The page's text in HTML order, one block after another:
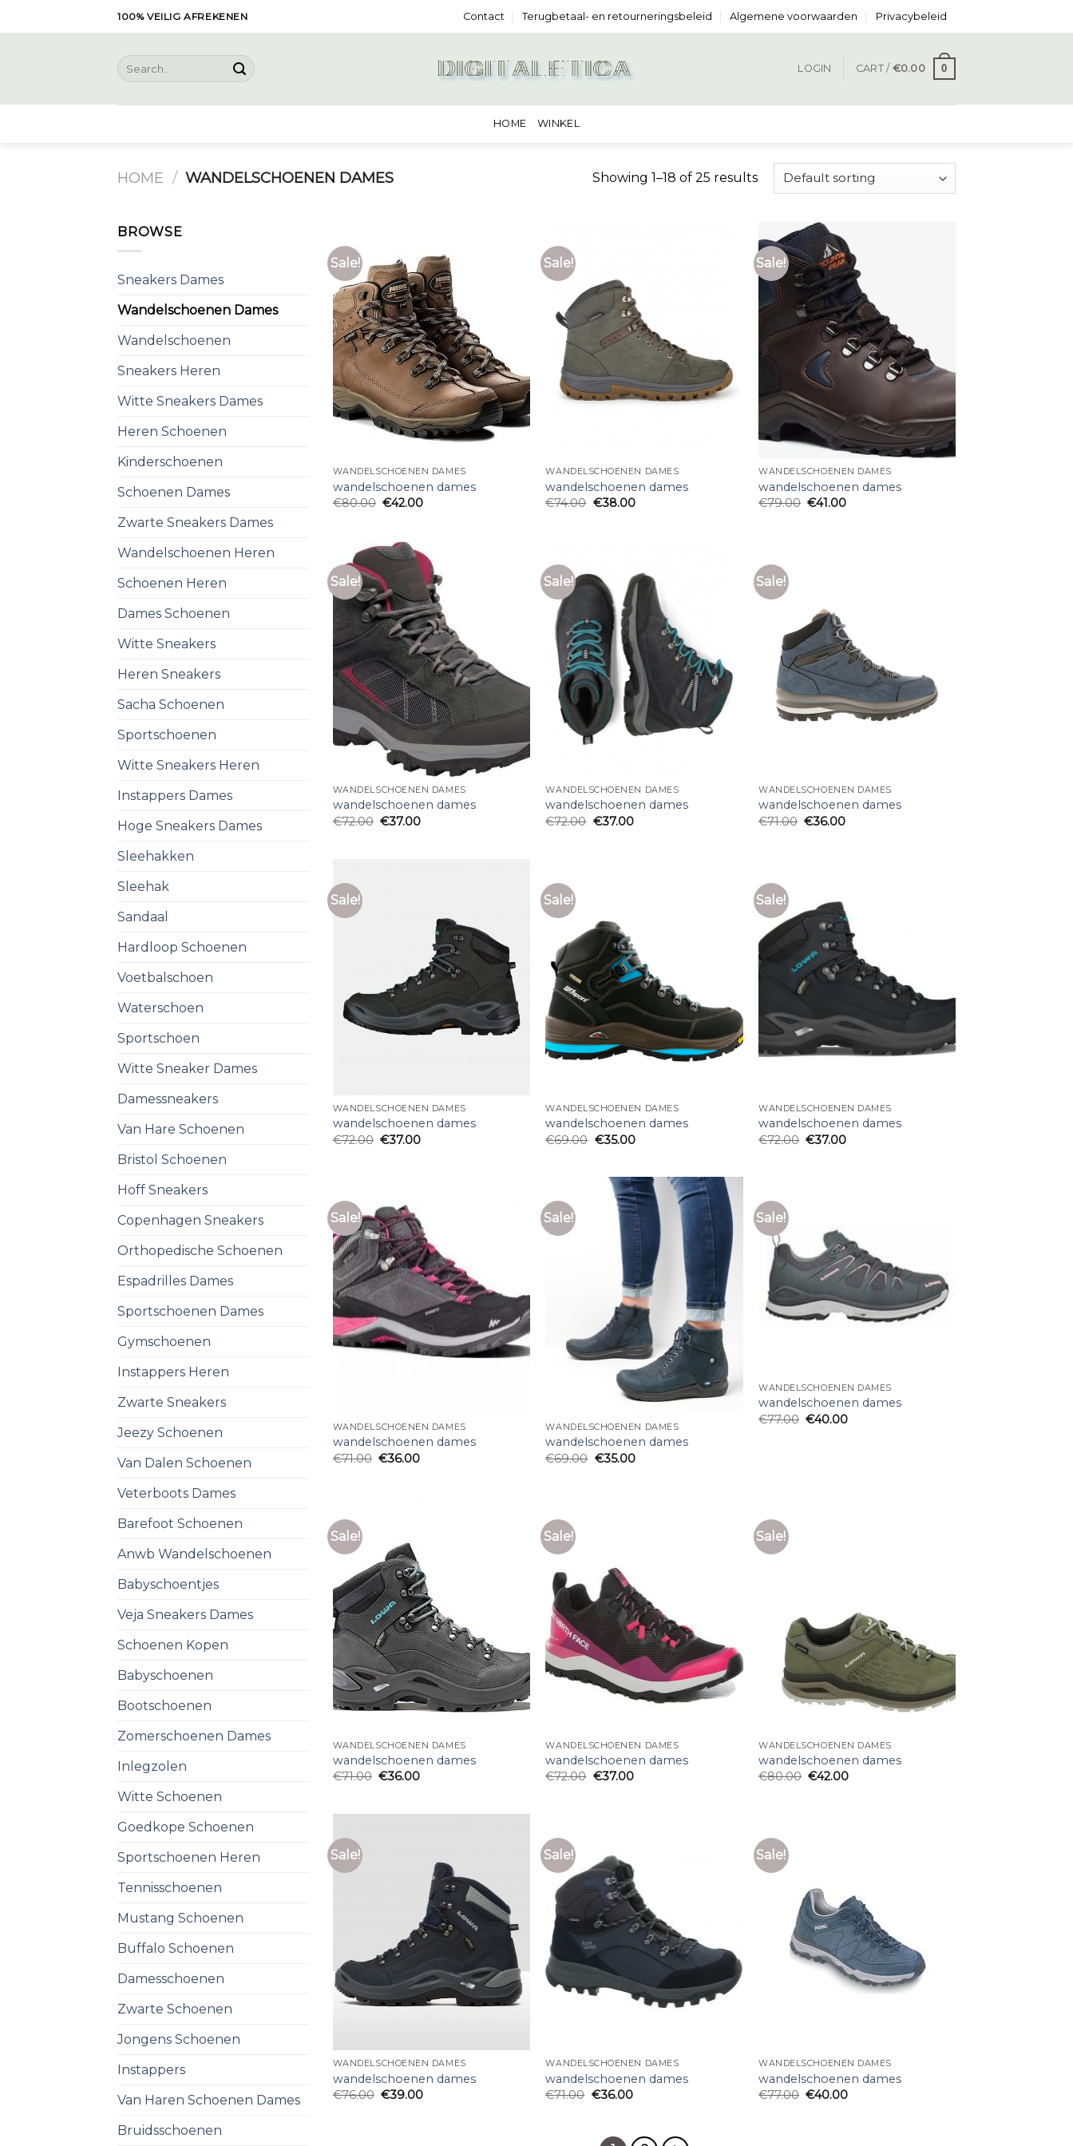
to
100% VEILIG AFREKENEN Contact Terugbetaal- en retourneringsbeleid Algemene voorwaarden Privacybeleid
Search
for:
LOGIN CART / €0.00 0
HOME WINKEL
HOME / WANDELSCHOENEN DAMES Showing 1–18 of 25 results
BROWSE
Sneakers Dames
Wandelschoenen Dames
Wandelschoenen
Sneakers Heren
Witte Sneakers Dames
Heren Schoenen
Kinderschoenen
Schoenen Dames
Zwarte Sneakers Dames
Wandelschoenen Heren
Schoenen Heren
Dames Schoenen
Witte Sneakers
Heren Sneakers
Sacha Schoenen
Sportschoenen
Witte Sneakers Heren
Instappers Dames
Hoge Sneakers Dames
Sleehakken
Sleehak
Sandaal
Hardloop Schoenen
Voetbalschoen
Waterschoen
Sportschoen
Witte Sneaker Dames
Damessneakers
Van Hare Schoenen
Bristol Schoenen
Hoff Sneakers
Copenhagen Sneakers
Orthopedische Schoenen
Espadrilles Dames
Sportschoenen Dames
Gymschoenen
Instappers Heren
Zwarte Sneakers
Jeezy Schoenen
Van Dalen Schoenen
Veterboots Dames
Barefoot Schoenen
Anwb Wandelschoenen
Babyschoentjes
Veja Sneakers Dames
Schoenen Kopen
Babyschoenen
Bootschoenen
Zomerschoenen Dames
Inlegzolen
Witte Schoenen
Goedkope Schoenen
Sportschoenen Heren
Tennisschoenen
Mustang Schoenen
Buffalo Schoenen
Damesschoenen
Zwarte Schoenen
Jongens Schoenen
Instappers
Van Haren Schoenen Dames
Bruidsschoenen
Sale!
WANDELSCHOENEN DAMES
wandelschoenen dames
€80.00 €42.00
Sale!
WANDELSCHOENEN DAMES
wandelschoenen dames
€74.00 €38.00
Sale!
WANDELSCHOENEN DAMES
wandelschoenen dames
€79.00 €41.00
Sale!
WANDELSCHOENEN DAMES
wandelschoenen dames
€72.00 €37.00
Sale!
WANDELSCHOENEN DAMES
wandelschoenen dames
€72.00 €37.00
Sale!
WANDELSCHOENEN DAMES
wandelschoenen dames
€71.00 €36.00
Sale!
WANDELSCHOENEN DAMES
wandelschoenen dames
€72.00 €37.00
Sale!
WANDELSCHOENEN DAMES
wandelschoenen dames
€69.00 €35.00
Sale!
WANDELSCHOENEN DAMES
wandelschoenen dames
€72.00 €37.00
Sale!
WANDELSCHOENEN DAMES
wandelschoenen dames
€71.00 €36.00
Sale!
WANDELSCHOENEN DAMES
wandelschoenen dames
€69.00 €35.00
Sale!
WANDELSCHOENEN DAMES
wandelschoenen dames
€77.00 €40.00
Sale!
WANDELSCHOENEN DAMES
wandelschoenen dames
€71.00 €36.00
Sale!
WANDELSCHOENEN DAMES
wandelschoenen dames
€72.00 €37.00
Sale!
WANDELSCHOENEN DAMES
wandelschoenen dames
€80.00 €42.00
Sale!
WANDELSCHOENEN DAMES
wandelschoenen dames
€76.00 €39.00
Sale!
WANDELSCHOENEN DAMES
wandelschoenen dames
€71.00 €36.00
Sale!
WANDELSCHOENEN DAMES
wandelschoenen dames
€77.00 €40.00